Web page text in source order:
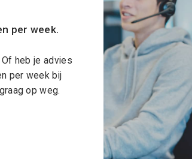
per week.
heb je advies
per week bij
op weg.